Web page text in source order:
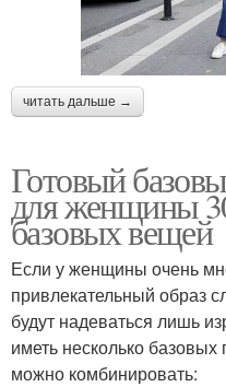
читать дальше →
Готовый
для женщины
базовых вещей
Если у женщины очень
привлекательный образ
будут надеваться лишь
иметь несколько
можно комбинировать: